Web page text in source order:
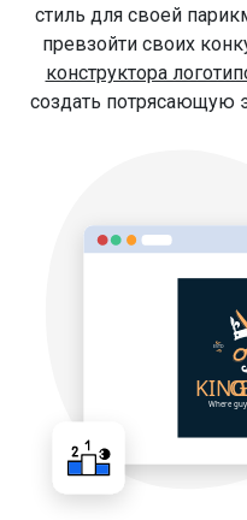
стиль для своей
превзойти своих
конструктора
создать потрясающую